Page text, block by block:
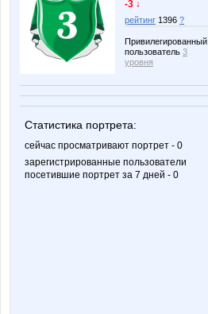
-3 ↓
рейтинг 1396 ?
Привилегированный
пользователь 3
уровня
Статистика портрета:
сейчас просматривают портрет - 0
зарегистрированные пользователи
посетившие портрет за 7 дней - 0